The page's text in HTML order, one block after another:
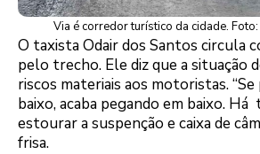
Via é corredor turístico da cidade.
O taxista Odair dos Santos circula
pelo trecho. Ele diz que a situação
riscos materiais aos motoristas.
baixo, acaba pegando em baixo. Há
estourar a suspenção e caixa de
frisa.